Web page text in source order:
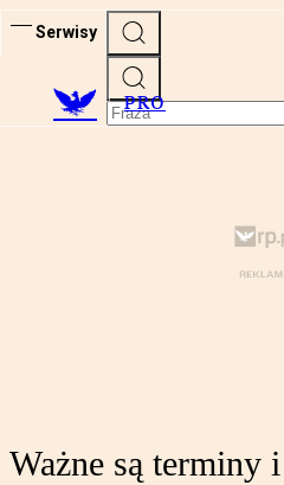
Serwisy
PRO
Ważne są terminy